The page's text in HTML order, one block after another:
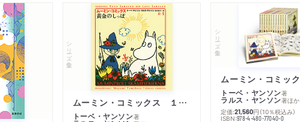
シリーズ・全集
ムーミン・コミックス １ 黄金のしっぽ
トーベ・ヤンソン著
シリーズ・全集
トーベ・ヤンソン著
ラルス・ヤンソン著ほか
定価:21,560円 （10％税込み）
ISBN:978-4-480-77040-0